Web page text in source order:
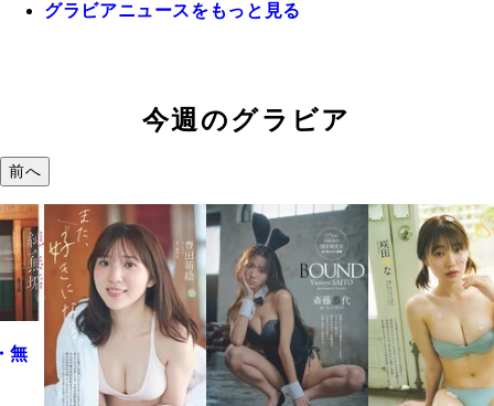
グラビアニュースをもっと見る
今週のグラビア
前へ
無